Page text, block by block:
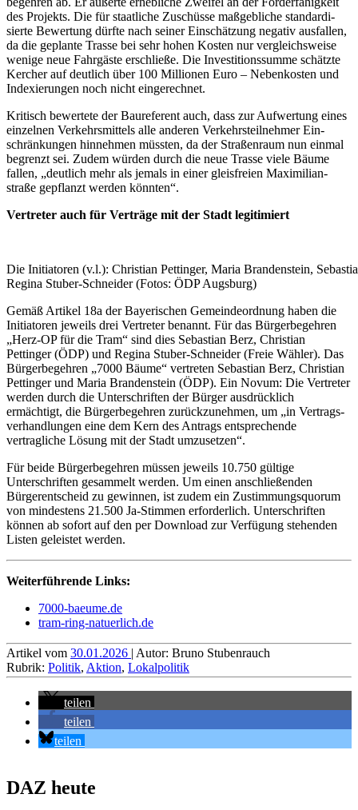
des Projekts. Die für staatliche Zuschüsse maßgebliche standardi­
sierte Bewertung dürfte nach seiner Einschätzung negativ ausfallen,
da die geplante Trasse bei sehr hohen Kosten nur vergleichs­weise
wenige neue Fahrgäste erschließe. Die Investitions­summe schätzte
Kercher auf deutlich über 100 Millionen Euro – Nebenkosten und
Indexierungen noch nicht eingerechnet.
Kritisch bewertete der Baureferent auch, dass zur Aufwertung eines
einzelnen Verkehrs­mittels alle anderen Verkehrs­teilnehmer Ein­
schränkungen hinnehmen müssten, da der Straßenraum nun einmal
begrenzt sei. Zudem würden durch die neue Trasse viele Bäume
fallen, „deutlich mehr als jemals in einer gleisfreien Maximilian­
straße gepflanzt werden könnten“.
Vertreter auch für Verträge mit der Stadt legitimiert
Die Initiatoren (v.l.): Christian Pettinger, Maria Brandenstein,
Regina Stuber-Schneider (Fotos: ÖDP Augsburg)
Gemäß Artikel 18a der Bayerischen Gemeinde­ordnung haben die
Initiatoren jeweils drei Vertreter benannt. Für das Bürgerbegehren
„Herz-OP für die Tram“ sind dies Sebastian Berz, Christian
Pettinger (ÖDP) und Regina Stuber-Schneider (Freie Wähler). Das
Bürgerbegehren „7000 Bäume“ vertreten Sebastian Berz, Christian
Pettinger und Maria Brandenstein (ÖDP). Ein Novum: Die Vertreter
werden durch die Unter­schriften der Bürger ausdrücklich
ermächtigt, die Bürger­begehren zurückzunehmen, um „in Vertrags­
verhandlungen eine dem Kern des Antrags entsprechende
vertragliche Lösung mit der Stadt umzusetzen“.
Für beide Bürgerbegehren müssen jeweils 10.750 gültige
Unterschriften gesammelt werden. Um einen anschließenden
Bürger­entscheid zu gewinnen, ist zudem ein Zustimmungs­quorum
von mindestens 21.500 Ja-Stimmen erforderlich. Unterschriften
können ab sofort auf den per Download zur Verfügung stehenden
Listen geleistet werden.
Weiterführende Links:
7000-baeume.de
tram-ring-natuerlich.de
Artikel vom 30.01.2026 | Autor: Bruno Stubenrauch
Rubrik: Politik, Aktion, Lokalpolitik
teilen
teilen
teilen
DAZ heute